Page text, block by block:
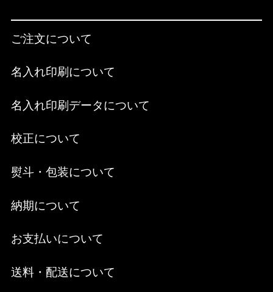
ご注文について
名入れ印刷について
名入れ印刷データについて
校正について
熨斗・包装について
納期について
お支払いについて
送料・配送について